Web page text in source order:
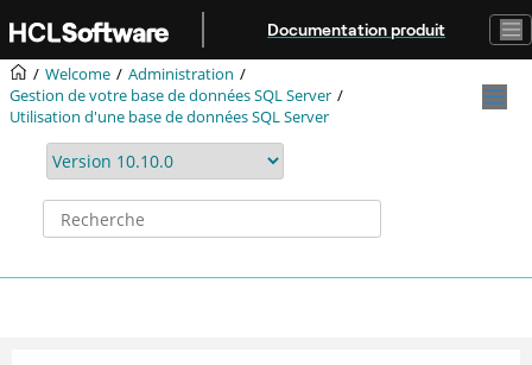
Aller au contenu principal
Documentation produit
Welcome
Administration
Gestion de votre base de données SQL Server
Utilisation d'une base de données SQL Server